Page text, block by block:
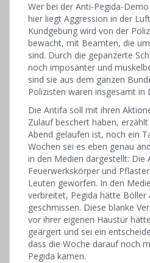
Wer bei der Anti-Pegida-
hier liegt Aggression in der
Kundgebung wird von der
bewacht, mit Beamten, die
sind. Durch die gepanzerte
noch imposanter und
sind sie aus dem ganzen
Polizisten waren insgesamt in
Die Antifa soll mit ihren
Zulauf beschert haben,
Abend gelaufen ist, noch ein
Wochen sei es eben genau
in den Medien dargestellt: Die
Feuerwerkskörper und
Leuten geworfen. In den
verbreitet, Pegida hätte Böller
geschmissen. Diese blanke
vor ihrer eigenen Haustür
geärgert und sei ein
dass die Woche darauf noch
Pegida kamen.